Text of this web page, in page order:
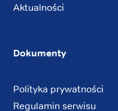
Aktualności
Dokumenty
Polityka prywatności
Regulamin serwisu